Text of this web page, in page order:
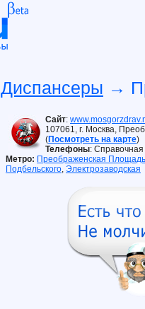
Диспансеры →
Сайт:
107061, г. Москва,
(Посмотреть на карте)
Телефоны:
Метро: Преображенская Площадь
Подбельского, Электрозаводская